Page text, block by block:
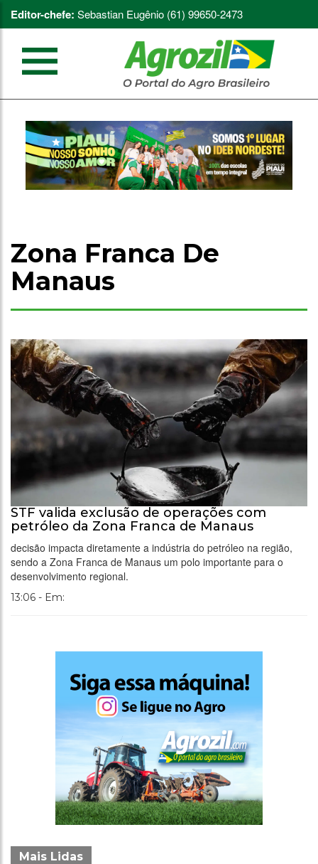
Editor-chefe: Sebastian Eugênio (61) 99650-2473
Zona Franca De
Manaus
STF valida exclusão de operações com
petróleo da Zona Franca de Manaus
decisão impacta diretamente a indústria do petróleo na região,
sendo a Zona Franca de Manaus um polo importante para o
desenvolvimento regional.
13:06 - Em:
Mais Lidas